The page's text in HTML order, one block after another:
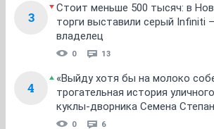
3
Стоит меньше 500 тысяч: в
торги выставили серый Infiniti
владелец
0 13
4
«Выйду хотя бы на молоко
трогательная история
куклы-дворника Семена
0 6